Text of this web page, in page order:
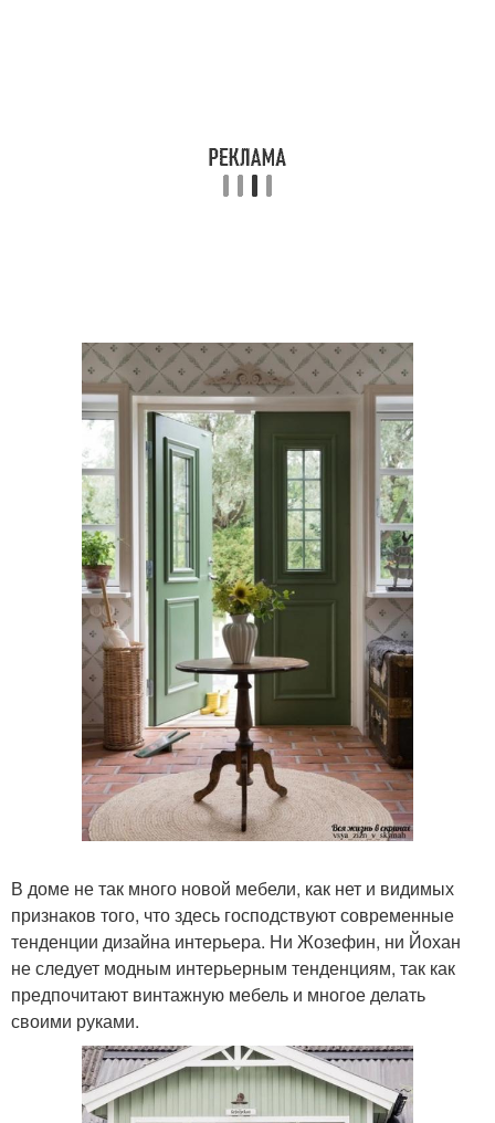
В доме не так много новой мебели, как нет и видимых
признаков того, что здесь господствуют современные
тенденции дизайна интерьера. Ни Жозефин, ни Йохан
не следует модным интерьерным тенденциям, так как
предпочитают винтажную мебель и многое делать
своими руками.